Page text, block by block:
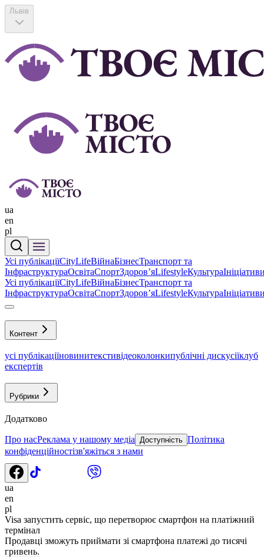
Львів
ua
en
pl
Усі публікаціїCityLifeВійнаБізнесТранспорт та
ІнфраструктураОсвітаСпортЗдоровʼяLifestyleКультура
Усі публікаціїCityLifeВійнаБізнесТранспорт та
ІнфраструктураОсвітаСпортЗдоровʼяLifestyleКультура
Контент
усі публікаціїновинитекстивідеоколонкипублічні дискусіїклуб
експертів
Рубрики
Додатково
Про насРеклама у нашому медіа Доступність Політика
конфіденційностізв'яжіться з нами
ua
en
pl
Visa запустить сервіс, що перетворює смартфон на платіжний
термінал
Продавці зможуть приймати зі смартфона платежі до тисячі
гривень.